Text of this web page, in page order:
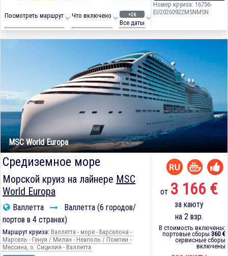
Посмотреть маршрут Что включено +26
Все даты
Номер круиза: 16756-
EU20260922MSNMSN
MSC World Europa
Средиземное море
Морской круиз на лайнере MSC
World Europa
Валлетта
Валлетта (6 городов/
портов в 4 странах)
Маршрут круиза: Валлетта - море - Барселона -
Марсель - Генуя / Милан - Неаполь / Помпеи -
Мессина, о. Сицилия - Валлетта
от 3 166 €
за каюту
на 2 взр.
В стоимость включены:
портовые сборы 360 €
сервисные сборы
включены